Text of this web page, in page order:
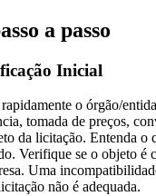
a passo
Inicial
o órgão/
tomada de preços,
da licitação. Entenda o
Verifique se o objeto é
Uma
não é adequada.